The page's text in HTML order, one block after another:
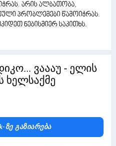
არის ალბათობა,
პრობლემები წამოიჭრას.
ნებისმიერ საკითხს.
ვაააუ - ელის
ხელსაქმე
Ზე Გაზიარება